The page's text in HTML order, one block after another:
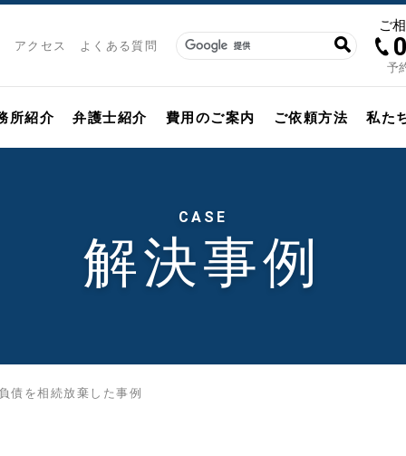
アクセス よくある質問
ご
予
所紹介 弁護士紹介 費用のご案内 ご依頼方法 私た
CASE
解決事例
債を相続放棄した事例